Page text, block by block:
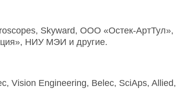
Skyward, ООО «Остек-
НИУ МЭИ и другие.
Vision Engineering, Belec, SciAps,